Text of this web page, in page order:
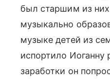
был старшим из
музыкально
музыке детей из
испортило Иоганну
заработки он